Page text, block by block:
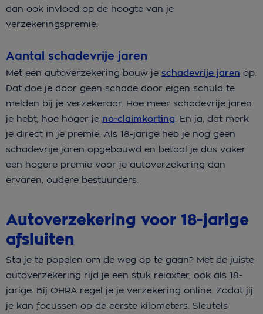
dan ook invloed op de hoogte van je
verzekeringspremie.
Aantal schadevrije jaren
Met een autoverzekering bouw je schadevrije jaren op.
Dat doe je door geen schade door eigen schuld te
melden bij je verzekeraar. Hoe meer schadevrije jaren
je hebt, hoe hoger je no-claimkorting . En ja, dat merk
je direct in je premie. Als 18-jarige heb je nog geen
schadevrije jaren opgebouwd en betaal je dus vaker
een hogere premie voor je autoverzekering dan
ervaren, oudere bestuurders.
Autoverzekering voor 18-jarige
afsluiten
Sta je te popelen om de weg op te gaan? Met de juiste
autoverzekering rijd je een stuk relaxter, ook als 18-
jarige. Bij OHRA regel je je verzekering online. Zodat jij
je kan focussen op de eerste kilometers. Sleutels